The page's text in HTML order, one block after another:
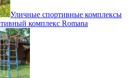
Уличные спортивные комплексы
комплекс Romana